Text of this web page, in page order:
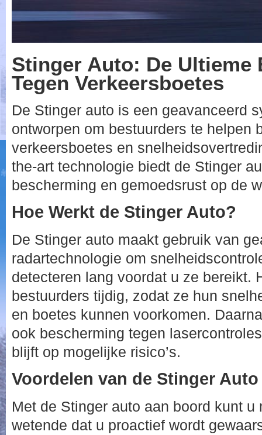
Stinger Auto: De Ultieme
Tegen Verkeersboetes
De Stinger auto is een geavanceerd
ontworpen om bestuurders te helpen
verkeersboetes en
the-art technologie biedt de Stinger
bescherming en gemoedsrust op de
Hoe Werkt de Stinger Auto?
De Stinger auto maakt gebruik van
radartechnologie om
detecteren lang voordat u ze bereikt.
bestuurders tijdig, zodat ze hun
en boetes kunnen voorkomen.
ook bescherming tegen
blijft op mogelijke risico’s.
Voordelen van de Stinger Auto
Met de Stinger auto aan boord kunt u
wetende dat u proactief wordt